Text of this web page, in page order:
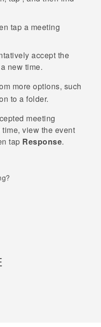
tap a meeting
accept the
new time.
more options, such
to a folder.
meeting
view the event
tap Response.